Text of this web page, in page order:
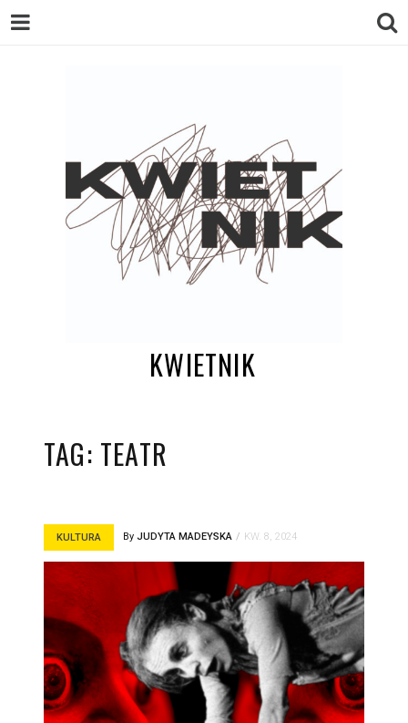
KWIETNIK
TAG: TEATR
KULTURA By JUDYTA MADEYSKA KW. 8, 2024